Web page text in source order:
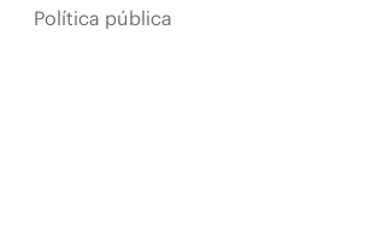
Política pública